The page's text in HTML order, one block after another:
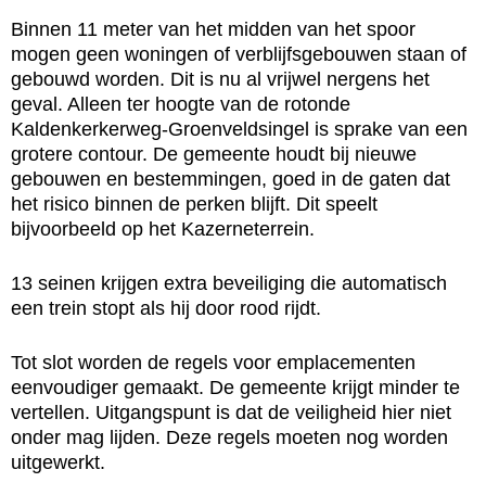
Binnen 11 meter van het midden van het spoor
mogen geen woningen of verblijfsgebouwen staan of
gebouwd worden. Dit is nu al vrijwel nergens het
geval. Alleen ter hoogte van de rotonde
Kaldenkerkerweg-Groenveldsingel is sprake van een
grotere contour. De gemeente houdt bij nieuwe
gebouwen en bestemmingen, goed in de gaten dat
het risico binnen de perken blijft. Dit speelt
bijvoorbeeld op het Kazerneterrein.
13 seinen krijgen extra beveiliging die automatisch
een trein stopt als hij door rood rijdt.
Tot slot worden de regels voor emplacementen
eenvoudiger gemaakt. De gemeente krijgt minder te
vertellen. Uitgangspunt is dat de veiligheid hier niet
onder mag lijden. Deze regels moeten nog worden
uitgewerkt.